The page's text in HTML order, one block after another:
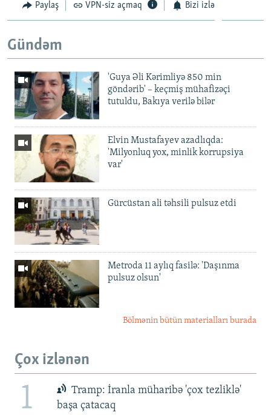
Paylaş VPN-siz açmaq Bizi izlə
Gündəm
'Guya Əli Kərimliyə 850 min
göndərib' – keçmiş mühafizəçi
tutuldu, Bakıya verilə bilər
Elvin Mustafayev azadlıqda:
'Milyonluq yox, minlik korrupsiya
var'
Gürcüstan ali təhsili pulsuz etdi
Metroda 11 aylıq fasilə: 'Daşınma
pulsuz olsun'
Bölmənin bütün materialları burada
Çox izlənən
1
Tramp: İranla müharibə 'çox tezliklə'
başa çatacaq